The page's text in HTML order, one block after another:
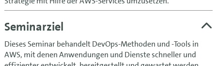
Seminarziel
Dieses Seminar behandelt DevOps-Methoden und -Tools in
AWS, mit denen Anwendungen und Dienste schneller und